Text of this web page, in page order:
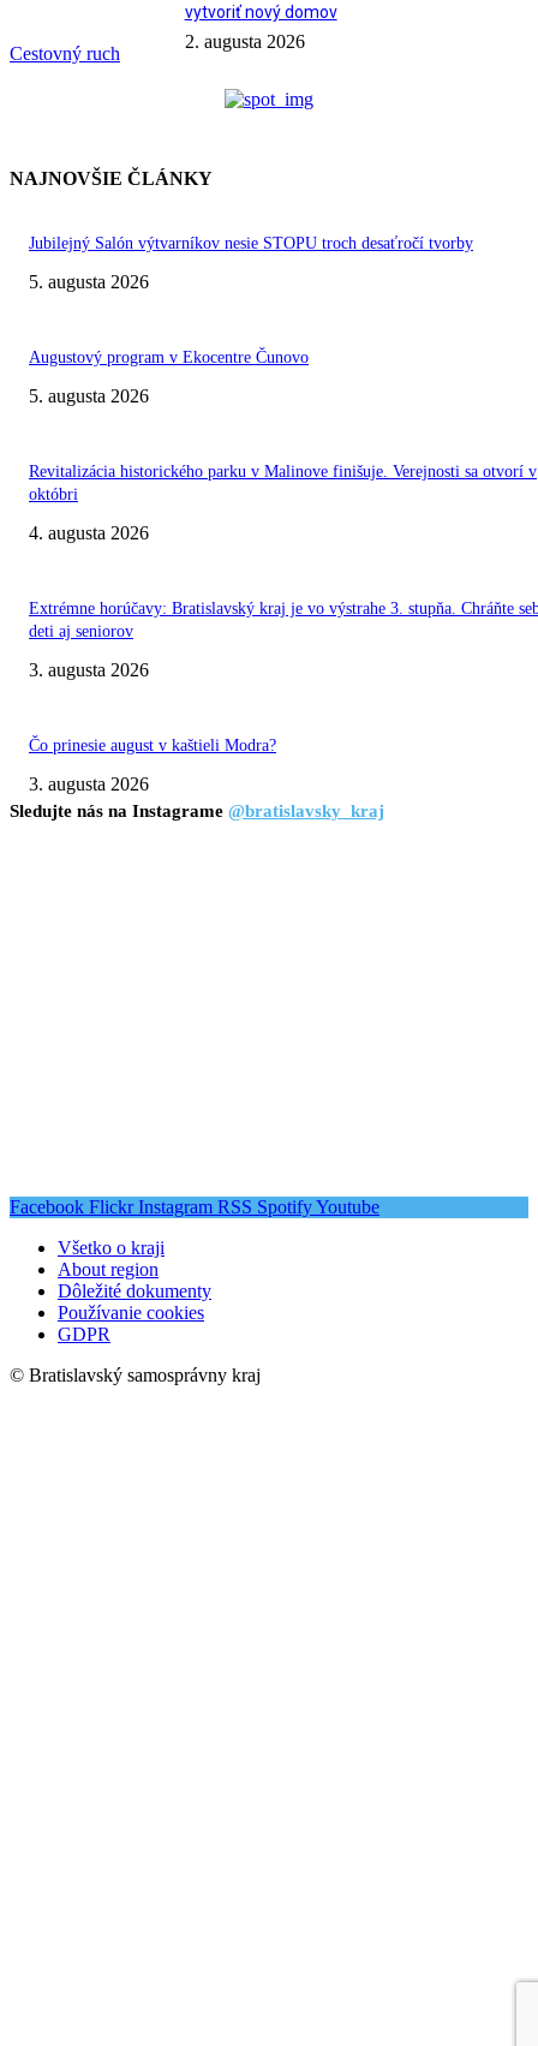
Cestovný ruch
vytvoriť nový domov
2. augusta 2026
NAJNOVŠIE ČLÁNKY
Jubilejný Salón výtvarníkov nesie STOPU troch desaťročí tvorby
5. augusta 2026
Augustový program v Ekocentre Čunovo
5. augusta 2026
Revitalizácia historického parku v Malinove finišuje. Verejnosti sa otvorí v
októbri
4. augusta 2026
Extrémne horúčavy: Bratislavský kraj je vo výstrahe 3. stupňa. Chráňte
deti aj seniorov
3. augusta 2026
Čo prinesie august v kaštieli Modra?
3. augusta 2026
Sledujte nás na Instagrame @bratislavsky_kraj
Facebook Flickr Instagram RSS SpotifyYoutube
Všetko o kraji
About region
Dôležité dokumenty
Používanie cookies
GDPR
© Bratislavský samosprávny kraj